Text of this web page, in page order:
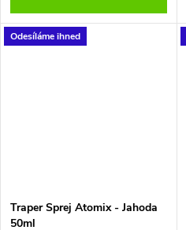
Odesíláme ihned
Traper Sprej Atomix - Jahoda
50ml